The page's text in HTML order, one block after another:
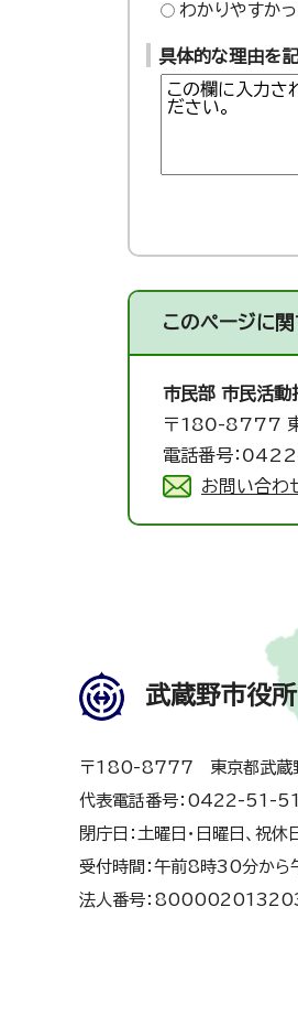
わかりやすか
具体的な理由を
このページに関
市民部 市民活動
〒180-8777
電話番号：
お問い合わ
武蔵野市役所
〒180-8777 東京都武蔵
代表電話番号：0422-51-
閉庁日：土曜日・日曜日、祝
受付時間：午前8時30分から
法人番号：